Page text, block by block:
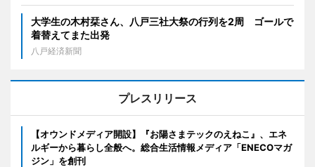
大学生の木村栞さん、八戸三社大祭の行列を2周 ゴールで
着替えてまた出発
八戸経済新聞
プレスリリース
【オウンドメディア開設】『お陽さまテックのえねこ』、エネ
ルギーから暮らし全般へ。総合生活情報メディア「ENECOマガ
ジン」を創刊